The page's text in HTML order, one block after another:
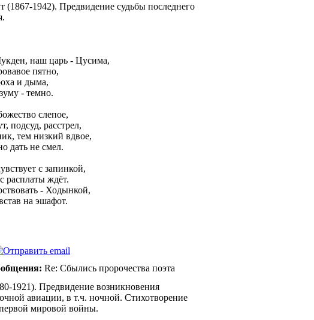
(1867-1942). Предвидение судьбы последнего
наш царь - Цусима,
пятно,
и дыма,
- темно.
слепое,
подсуд, расстрел,
тем низкий вдвое,
дать не смел.
с запинкой,
расплаты ждёт.
- Ходынкой,
на эшафот.
Re: Сбылись пророчества поэта
1921). Предвидение возникновения
авиации, в т.ч. ночной. Стихотворение
мировой войны.